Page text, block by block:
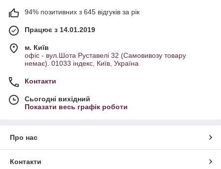
94% позитивних з 645 відгуків за рік
Працює з 14.01.2019
м. Київ
офіс - вул.Шота Руставелі 32 (Самовивозу товару
немає). 01033 індекс, Київ, Україна
Контакти
Сьогодні вихідний
Показати весь графік роботи
Про нас
Контакти